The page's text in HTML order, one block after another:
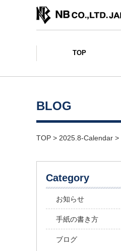
TOP
BLOG
TOP > 2025.8-Calendar >
Category
お知らせ
手紙の書き方
ブログ